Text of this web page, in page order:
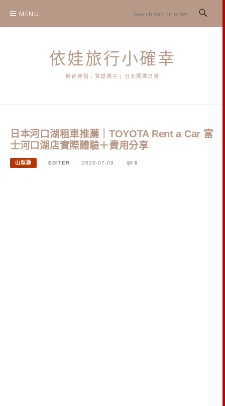
content
MENU
依娃旅行小確幸
時尚穿搭｜質感親子 | 台北媽媽日常
日本河口湖租車推薦｜TOYOTA Rent a Car 富
士河口湖店實際體驗＋費用分享
山梨縣 EDITER 2025-07-09 0